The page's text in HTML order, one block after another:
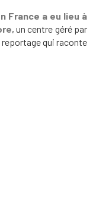
France a eu lieu à
un centre géré par
reportage qui raconte